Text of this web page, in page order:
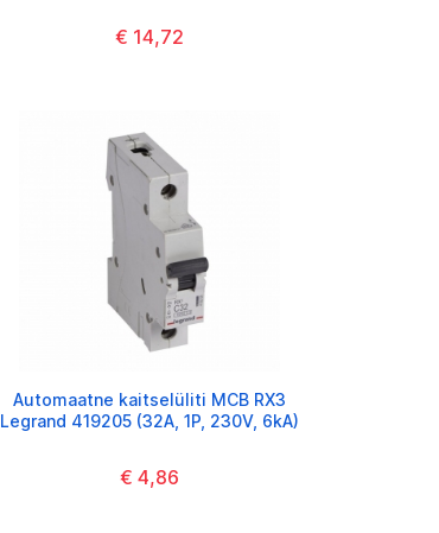
€ 14,72
Automaatne kaitselüliti MCB RX3
Legrand 419205 (32A, 1P, 230V, 6kA)
€ 4,86